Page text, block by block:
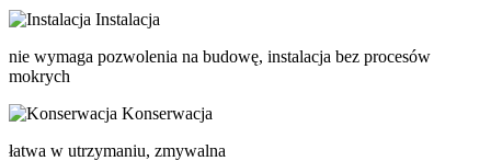
Instalacja
nie wymaga pozwolenia na budowę, instalacja bez procesów
mokrych
Konserwacja
łatwa w utrzymaniu, zmywalna